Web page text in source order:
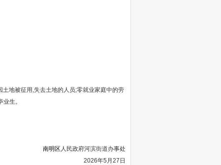
地被征用,失去土地的人员;零就业家庭中的劳
生。
南明区 人民政府河滨街道办事处
2026年5月27日